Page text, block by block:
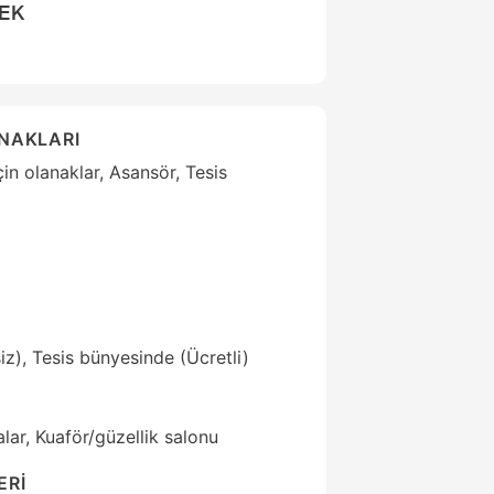
olanaklar, Asansör, Tesis
Tesis bünyesinde (Ücretli)
Kuaför/güzellik salonu